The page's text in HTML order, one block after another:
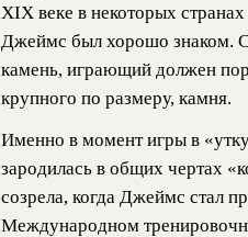
XIX веке в некоторых
Джеймс был хорошо знаком.
камень, играющий должен
крупного по размеру, камня.
Именно в момент игры в
зародилась в общих чертах
созрела, когда Джеймс стал
Международном